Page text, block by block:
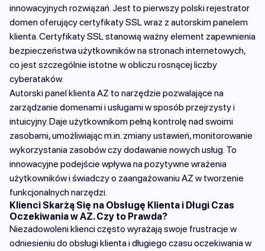
innowacyjnych rozwiązań. Jest to pierwszy polski rejestrator
domen oferujący certyfikaty SSL wraz z autorskim panelem
klienta. Certyfikaty SSL stanowią ważny element zapewnienia
bezpieczeństwa użytkowników na stronach internetowych,
co jest szczególnie istotne w obliczu rosnącej liczby
cyberataków.
Autorski panel klienta AZ to narzędzie pozwalające na
zarządzanie domenami i usługami w sposób przejrzysty i
intuicyjny. Daje użytkownikom pełną kontrolę nad swoimi
zasobami, umożliwiając m.in. zmiany ustawień, monitorowanie
wykorzystania zasobów czy dodawanie nowych usług. To
innowacyjne podejście wpływa na pozytywne wrażenia
użytkowników i świadczy o zaangażowaniu AZ w tworzenie
funkcjonalnych narzędzi.
Klienci Skarżą Się na Obsługę Klienta i Długi Czas
Oczekiwania w AZ. Czy to Prawda?
Niezadowoleni klienci często wyrażają swoje frustracje w
odniesieniu do obsługi klienta i długiego czasu oczekiwania w